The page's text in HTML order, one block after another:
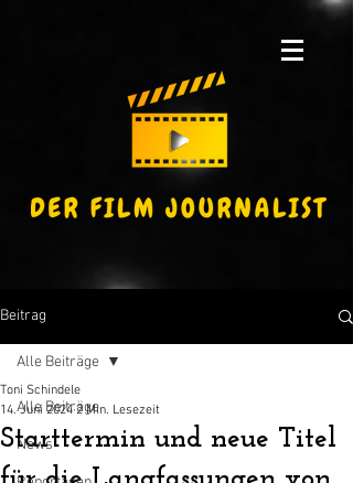
Beitrag
Alle Beiträge
News
Alle Beiträge
Starttermin und neue Titel
Toni Schindele
14. Juni 2024 2 Min. Lesezeit